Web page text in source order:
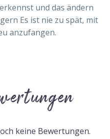
und das ändern
Es ist nie zu spät, mit
anzufangen.
keine Bewertungen.